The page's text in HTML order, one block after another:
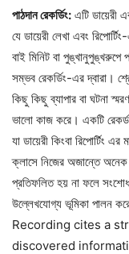
পাঠদান রেকর্ডিং: এটি ডায়েরী
যে ডায়েরী লেখা এবং
বাই মিনিট বা পুঙ্খানুপুঙ্খরুপে
সম্ভব রেকর্ডিং-এর দ্বারা।
কিছু কিছু ব্যাপার বা ঘটনা
ভালো কাজ করে। একটি রেকর্ড
যা ডায়েরী কিংবা রিপোর্টিং
ক্লাসে নিজের অজান্তে অনেক
প্রতিফলিত হয় না ফলে
উল্লেখযোগ্য ভূমিকা
Recording cites a
discovered